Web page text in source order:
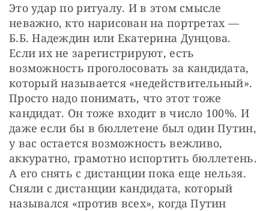
Это удар по ритуалу. И в этом смысле
неважно, кто нарисован на портретах —
Б.Б. Надеждин или Екатерина Дунцова.
Если их не зарегистрируют, есть
возможность проголосовать за кандидата,
который называется «недействительный».
Просто надо понимать, что этот тоже
кандидат. Он тоже входит в число 100%. И
даже если бы в бюллетене был один Путин,
у вас остается возможность вежливо,
аккуратно, грамотно испортить бюллетень.
А его снять с дистанции пока еще нельзя.
Сняли с дистанции кандидата, который
назывался «против всех», когда Путин